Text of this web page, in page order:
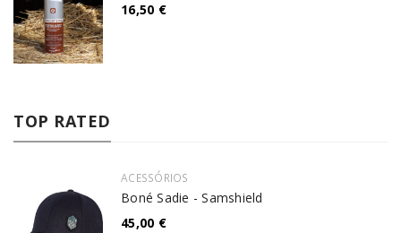
16,50 €
TOP RATED
ACESSÓRIOS
Boné Sadie - Samshield
45,00 €